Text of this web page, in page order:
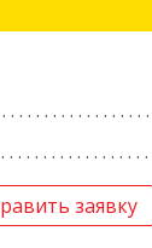
заявку
заявку